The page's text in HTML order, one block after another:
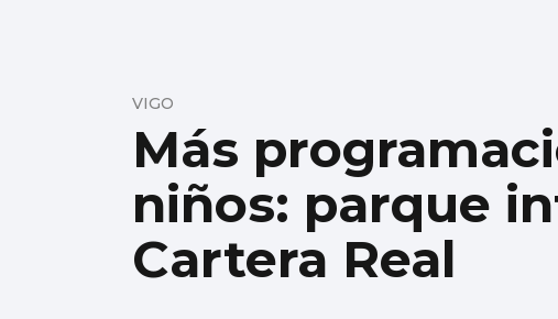
Más
niños: parque
Cartera Real
VIGO